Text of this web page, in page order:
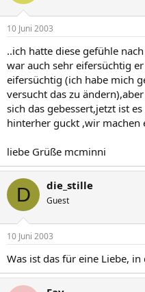
10 Juni 2003
..ich hatte diese gefühle
war auch sehr eifersüchtig
eifersüchtig (ich habe mich
versucht das zu
sich das gebessert,jetzt ist
hinterher guckt ,wir machen
liebe Grüße mcminni
D die_stille
Guest
10 Juni 2003
Was ist das für eine Liebe,